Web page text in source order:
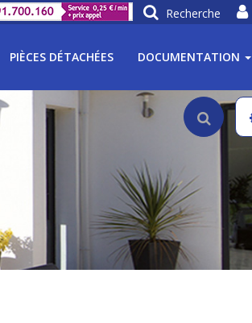
Recherche
PIÈCES DÉTACHÉES DOCUMENTATION